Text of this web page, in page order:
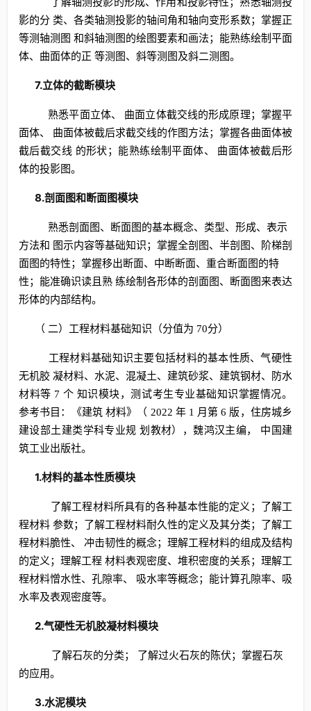
影的分 类、各类轴测投影的轴间角和轴向变形系数；掌握正
等测轴测图 和斜轴测图的绘图要素和画法；能熟练绘制平面
体、曲面体的正 等测图、斜等测图及斜二测图。
7.立体的截断模块
熟悉平面立体、 曲面立体截交线的形成原理；掌握平
面体、 曲面体被截后求截交线的作图方法；掌握各曲面体被
截后截交线 的形状；能熟练绘制平面体、 曲面体被截后形
体的投影图。
8.剖面图和断面图模块
熟悉剖面图、断面图的基本概念、类型、形成、表示
方法和 图示内容等基础知识；掌握全剖图、半剖图、阶梯剖
面图的特性；掌握移出断面、中断断面、重合断面图的特
性；能准确识读且熟 练绘制各形体的剖面图、断面图来表达
形体的内部结构。
（ 二）工程材料基础知识（分值为 70分）
工程材料基础知识主要包括材料的基本性质、气硬性
无机胶 凝材料、水泥、混凝土、建筑砂浆、建筑钢材、防水
材料等 7 个 知识模块，测试考生专业基础知识掌握情况。
参考书目：《建筑 材料》（ 2022 年 1 月第 6 版，住房城乡
建设部土建类学科专业规 划教材），魏鸿汉主编， 中国建
筑工业出版社。
1.材料的基本性质模块
了解工程材料所具有的各种基本性能的定义；了解工
程材料 参数；了解工程材料耐久性的定义及其分类；了解工
程材料脆性、 冲击韧性的概念；理解工程材料的组成及结构
的定义；理解工程 材料表观密度、堆积密度的关系；理解工
程材料憎水性、孔隙率、 吸水率等概念；能计算孔隙率、吸
水率及表观密度等。
2.气硬性无机胶凝材料模块
了解石灰的分类； 了解过火石灰的陈伏；掌握石灰
的应用。
3.水泥模块